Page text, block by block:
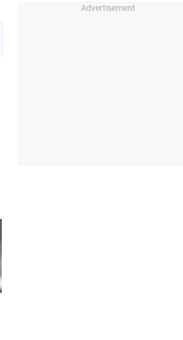
Advertisement